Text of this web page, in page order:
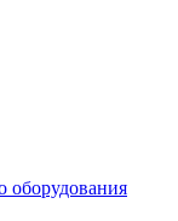
оборудования